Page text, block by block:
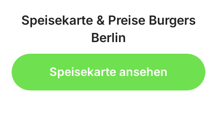
Speisekarte & Preise Burgers
Berlin
Speisekarte ansehen